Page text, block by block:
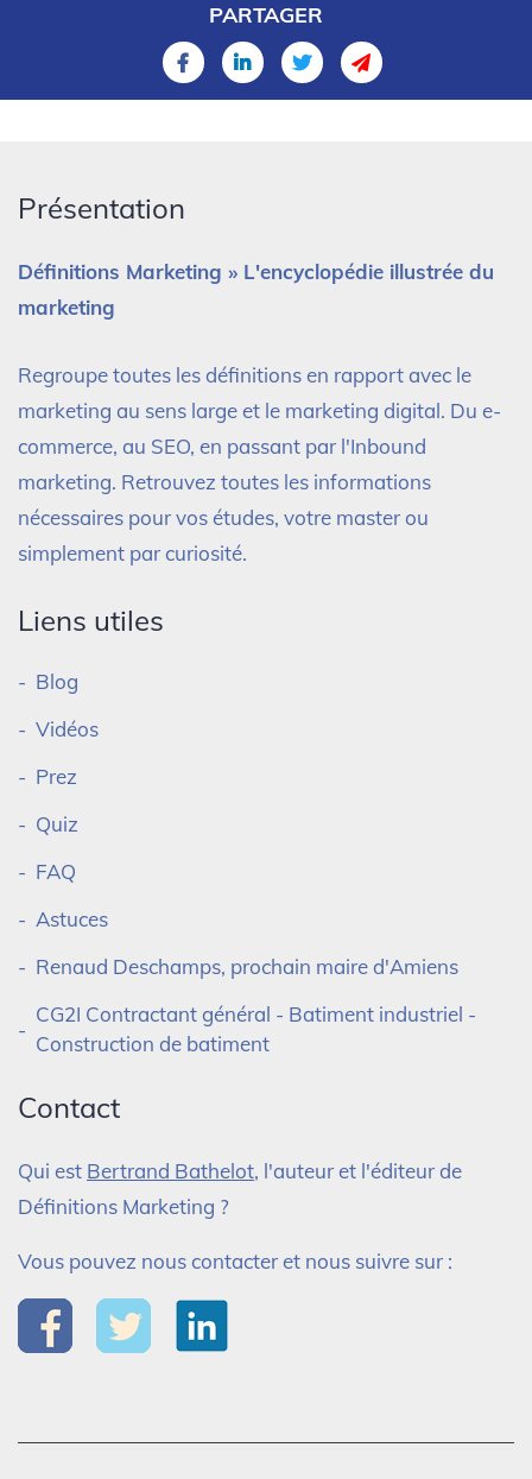
PARTAGER
Présentation
Définitions Marketing » L'encyclopédie illustrée du
marketing
Regroupe toutes les définitions en rapport avec le
marketing au sens large et le marketing digital. Du e-
commerce, au SEO, en passant par l'Inbound
marketing. Retrouvez toutes les informations
nécessaires pour vos études, votre master ou
simplement par curiosité.
Liens utiles
Blog
Vidéos
Prez
Quiz
FAQ
Astuces
Renaud Deschamps, prochain maire d'Amiens
CG2I Contractant général - Batiment industriel -
Construction de batiment
Contact
Qui est Bertrand Bathelot, l'auteur et l'éditeur de
Définitions Marketing ?
Vous pouvez nous contacter et nous suivre sur :